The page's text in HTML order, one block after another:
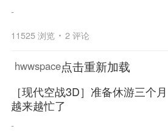
-
11525 浏览 2 评论
hwwspace点击重新加载
［现代空战3D］准备休游三个月
越来越忙了
-